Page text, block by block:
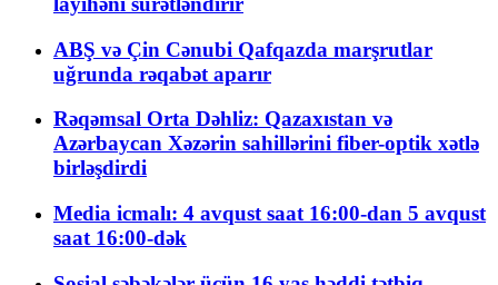
ABŞ və Çin Cənubi Qafqazda marşrutlar
uğrunda rəqabət aparır
Rəqəmsal Orta Dəhliz: Qazaxıstan və
Azərbaycan Xəzərin sahillərini fiber-optik xətlə
birləşdirdi
Media icmalı: 4 avqust saat 16:00-dan 5 avqust
saat 16:00-dək